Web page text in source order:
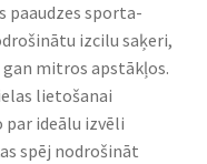
paaudzes sporta-
izcilu saķeri,
gan mitros apstākļos.
lietošanai
ideālu izvēli
spēj nodrošināt